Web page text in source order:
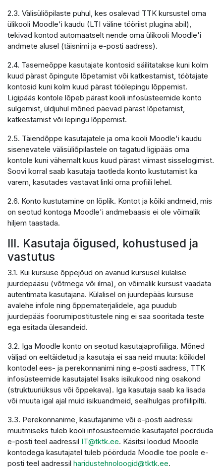
2.3. Välisüliõpilaste puhul, kes osalevad TTK kursustel oma
ülikooli Moodle'i kaudu (LTI väline tööriist plugina abil),
tekivad kontod automaatselt nende oma ülikooli Moodle'i
andmete alusel (täisnimi ja e-posti aadress).
2.4. Tasemeõppe kasutajate kontosid säilitatakse kuni kolm
kuud pärast õpingute lõpetamist või katkestamist, töötajate
kontosid kuni kolm kuud pärast töölepingu lõppemist.
Ligipääs kontole lõpeb pärast kooli infosüsteemide konto
sulgemist, üldjuhul mõned päevad pärast lõpetamist,
katkestamist või lepingu lõppemist.
2.5. Täiendõppe kasutajatele ja oma kooli Moodle'i kaudu
sisenevatele välisüliõpilastele on tagatud ligipääs oma
kontole kuni vähemalt kuus kuud pärast viimast sisselogimist.
Soovi korral saab kasutaja taotleda konto kustutamist ka
varem, kasutades vastavat linki oma profiili lehel.
2.6. Konto kustutamine on lõplik. Kontot ja kõiki andmeid, mis
on seotud kontoga Moodle'i andmebaasis ei ole võimalik
hiljem taastada.
III. Kasutaja õigused, kohustused ja
vastutus
3.1. Kui kursuse õppejõud on avanud kursusel külalise
juurdepääsu (võtmega või ilma), on võimalik kursust vaadata
autentimata kasutajana. Külalisel on juurdepääs kursuse
avalehe infole ning õppematerjalidele, aga puudub
juurdepääs foorumipostitustele ning ei saa sooritada teste
ega esitada ülesandeid.
3.2. Iga Moodle konto on seotud kasutajaprofiiliga. Mõned
väljad on eeltäidetud ja kasutaja ei saa neid muuta: kõikidel
kontodel ees- ja perekonnanimi ning e-posti aadress, TTK
infosüsteemide kasutajatel lisaks isikukood ning osakond
(struktuuriüksus või õppekava). Iga kasutaja saab ka lisada
või muuta igal ajal muid isikuandmeid, sealhulgas profiilipilti.
3.3. Perekonnanime, kasutajanime või e-posti aadressi
muutmiseks tuleb kooli infosüsteemide kasutajatel pöörduda
e-posti teel aadressil IT@tktk.ee. Käsitsi loodud Moodle
kontodega kasutajatel tuleb pöörduda Moodle toe poole e-
posti teel aadressil haridustehnoloogid@tktk.ee.